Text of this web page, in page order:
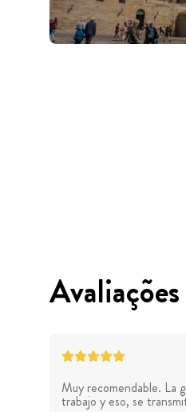
Muy recomendable. La
trabajo y eso, se